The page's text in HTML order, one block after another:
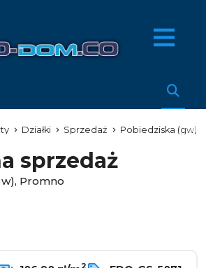
Działki Sprzedaż Pobiedziska (gw)
sprzedaż
Promno